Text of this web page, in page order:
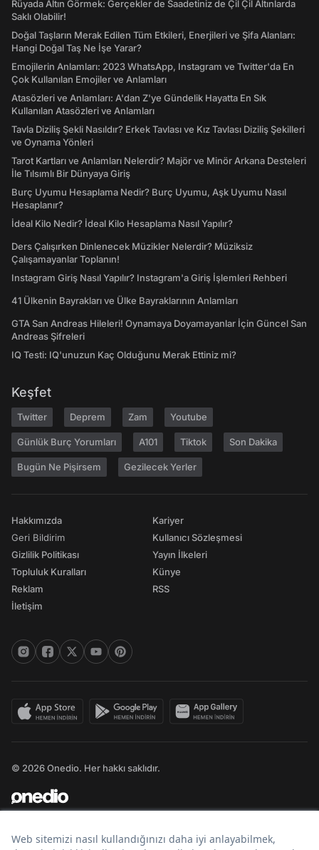
Rüyada Altın Görmek: Gerçekler de Saadetiniz de Çil Çil Altınlarda
Saklı Olabilir!
Doğal Taşların Merak Edilen Tüm Etkileri, Enerjileri ve Şifa Alanları:
Hangi Doğal Taş Ne İşe Yarar?
Emojilerin Anlamları: 2023 WhatsApp, Instagram ve Twitter'da En
Çok Kullanılan Emojiler ve Anlamları
Atasözleri ve Anlamları: A'dan Z'ye Gündelik Hayatta En Sık
Kullanılan Atasözleri ve Anlamları
Tavla Diziliş Şekli Nasıldır? Erkek Tavlası ve Kız Tavlası Diziliş Şekilleri
ve Oynama Yönleri
Tarot Kartları ve Anlamları Nelerdir? Majör ve Minör Arkana Desteleri
İle Tılsımlı Bir Dünyaya Giriş
Burç Uyumu Hesaplama Nedir? Burç Uyumu, Aşk Uyumu Nasıl
Hesaplanır?
İdeal Kilo Nedir? İdeal Kilo Hesaplama Nasıl Yapılır?
Ders Çalışırken Dinlenecek Müzikler Nelerdir? Müziksiz
Çalışamayanlar Toplanın!
Instagram Giriş Nasıl Yapılır? Instagram'a Giriş İşlemleri Rehberi
41 Ülkenin Bayrakları ve Ülke Bayraklarının Anlamları
GTA San Andreas Hileleri! Oynamaya Doyamayanlar İçin Güncel San
Andreas Şifreleri
IQ Testi: IQ'unuzun Kaç Olduğunu Merak Ettiniz mi?
Keşfet
Twitter Deprem Zam Youtube
Günlük Burç Yorumları A101 Tiktok Son Dakika
Bugün Ne Pişirsem Gezilecek Yerler
Hakkımızda
Geri Bildirim
Gizlilik Politikası
Topluluk Kuralları
Reklam
İletişim
Kariyer
Kullanıcı Sözleşmesi
Yayın İlkeleri
Künye
RSS
© 2026 Onedio. Her hakkı saklıdır.
Bir markasıdır.